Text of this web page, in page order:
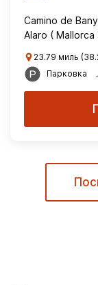
Camino de
Alaro (
23.79 миль
Парковка